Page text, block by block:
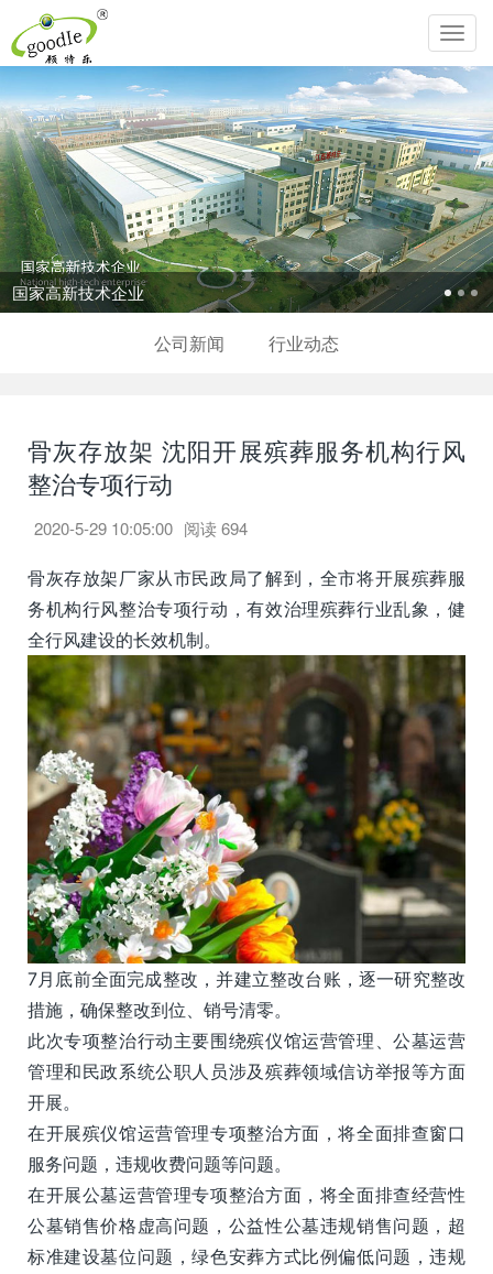
国家高新技术企业
公司新闻 行业动态
骨灰存放架 沈阳开展殡葬服务机构行风
整治专项行动
2020-5-29 10:05:00 阅读694
骨灰存放架厂家从市民政局了解到，全市将开展殡葬服
务机构行风整治专项行动，有效治理殡葬行业乱象，健
全行风建设的长效机制。
7月底前全面完成整改，并建立整改台账，逐一研究整改
措施，确保整改到位、销号清零。
此次专项整治行动主要围绕殡仪馆运营管理、公墓运营
管理和民政系统公职人员涉及殡葬领域信访举报等方面
开展。
在开展殡仪馆运营管理专项整治方面，将全面排查窗口
服务问题，违规收费问题等问题。
在开展公墓运营管理专项整治方面，将全面排查经营性
公墓销售价格虚高问题，公益性公墓违规销售问题，超
标准建设墓位问题，绿色安葬方式比例偏低问题，违规